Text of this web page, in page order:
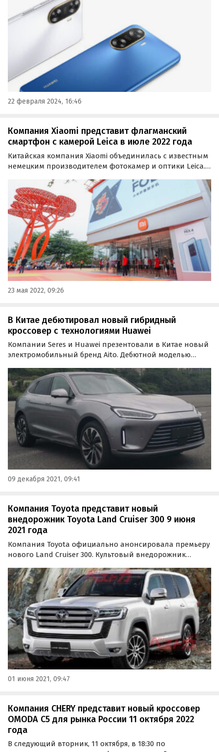
или от 14,1 до 16,6 тыс. рублей по текущему…
22 февраля 2024, 16:46
Компания Xiaomi представит флагманский
смартфон с камерой Leica в июле 2022 года
Китайская компания Xiaomi объединилась с известным
немецким производителем фотокамер и оптики Leica.
Вейбинг, президент Xiaomi Group China и генеральный
директор бренда Redmi.
23 мая 2022, 09:26
В Китае дебютировал новый гибридный
кроссовер с технологиями Huawei
Компании Seres и Huawei презентовали в Китае новый
электромобильный бренд Aito. Дебютной моделью
кроссовер M5, оснащенный гибридной силовой
установкой и целым рядом «умных» решений от
Huawei, которых нет во…
09 декабря 2021, 09:41
Компания Toyota представит новый
внедорожник Toyota Land Cruiser 300 9 июня
2021 года
Компания Toyota официально анонсировала премьеру
нового Land Cruiser 300. Культовый внедорожник
«Автоновости дня» со ссылкой на тизерное видео
ближневосточного подразделения Toyota.
01 июня 2021, 09:47
Компания CHERY представит новый кроссовер
OMODA C5 для рынка России 11 октября 2022
года
В следующий вторник, 11 октября, в 18:30 по